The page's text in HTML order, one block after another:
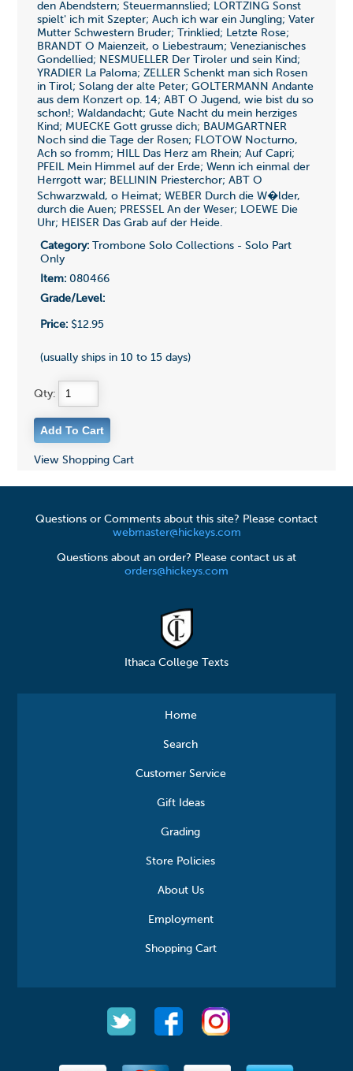
den Abendstern; Steuermannslied; LORTZING Sonst
spielt' ich mit Szepter; Auch ich war ein Jungling; Vater
Mutter Schwestern Bruder; Trinklied; Letzte Rose;
BRANDT O Maienzeit, o Liebestraum; Venezianisches
Gondellied; NESMUELLER Der Tiroler und sein Kind;
YRADIER La Paloma; ZELLER Schenkt man sich Rosen
in Tirol; Solang der alte Peter; GOLTERMANN Andante
aus dem Konzert op. 14; ABT O Jugend, wie bist du so
schon!; Waldandacht; Gute Nacht du mein herziges
Kind; MUECKE Gott grusse dich; BAUMGARTNER
Noch sind die Tage der Rosen; FLOTOW Nocturno,
Ach so fromm; HILL Das Herz am Rhein; Auf Capri;
PFEIL Mein Himmel auf der Erde; Wenn ich einmal der
Herrgott war; BELLININ Priesterchor; ABT O
Schwarzwald, o Heimat; WEBER Durch die W�lder,
durch die Auen; PRESSEL An der Weser; LOEWE Die
Uhr; HEISER Das Grab auf der Heide.
Category:Trombone Solo Collections - Solo Part
Only
Item:080466
Grade/Level:
Price:$12.95
(usually ships in 10 to 15 days)
Qty:
View Shopping Cart
Questions or Comments about this site? Please contact
webmaster@hickeys.com
Questions about an order? Please contact us at
orders@hickeys.com
Ithaca College Texts
Home
Search
Customer Service
Gift Ideas
Grading
Store Policies
About Us
Employment
Shopping Cart